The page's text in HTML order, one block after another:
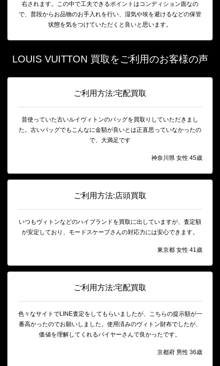
右されます。この中で工夫できるポイントはコンディション面なの
で、普段からお品物のお手入れを行い、湿気や埃を避けるなどの保管
状態を気をつけていただくと良いと思います。
LOUIS VUITTON 買取をご利用のお客様の声
ご利用方法:宅配買取
昔使っていた古いルイヴィトンのバッグを買取りしていただきまし
た。古いバッグでもこんなに金額が良いとは正直思っていなかったの
で、大満足です
神奈川県 女性 45歳
ご利用方法:店頭買取
いつもヴィトンなどのハイブランドを買取に出していますが、査定額
が安定しており、モードスケープさんの対応力には安心できます。
東京都 女性 41歳
ご利用方法:宅配買取
色々なサイトでLINE査定をしてもらいましたが、こちらの提示額が一
番高かったのでお願いしました。使用済みのヴィトン財布でしたが、
価値を理解してくれるバイヤーさんで良かったです。
京都府 男性 36歳